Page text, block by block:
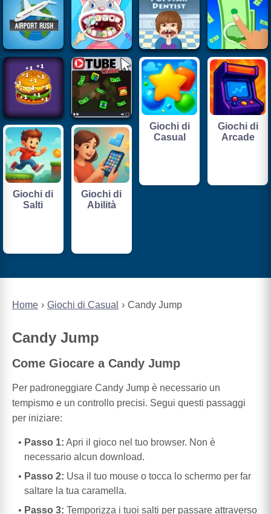
Home Giochi di Casual Candy Jump
Candy Jump
Come Giocare a Candy Jump
Per padroneggiare Candy Jump è necessario un
tempismo e un controllo precisi. Segui questi passaggi
per iniziare:
Passo 1: Apri il gioco nel tuo browser. Non è
necessario alcun download.
Passo 2: Usa il tuo mouse o tocca lo schermo per far
saltare la tua caramella.
Passo 3: Temporizza i tuoi salti per passare attraverso
Giochi di
Casual
Giochi di
Arcade
Giochi di
Salti
Giochi di
Abilità